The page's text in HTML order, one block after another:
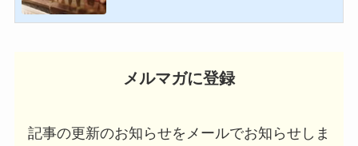
メルマガに登録
記事の更新のお知らせをメールでお知らせしま